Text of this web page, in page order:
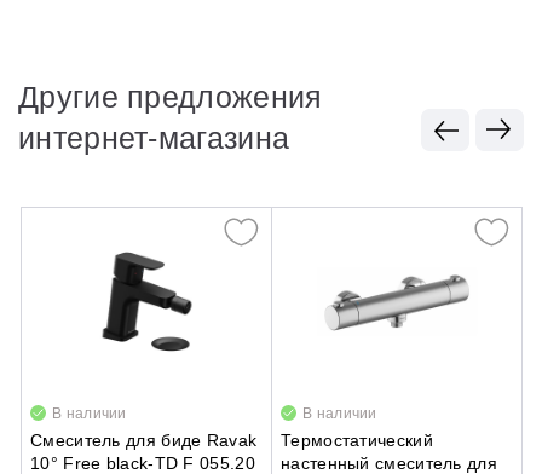
Другие предложения
интернет-магазина
В наличии
Смеситель для биде Ravak
10° Free black-TD F 055.20
В наличии
Термостатический
настенный смеситель для